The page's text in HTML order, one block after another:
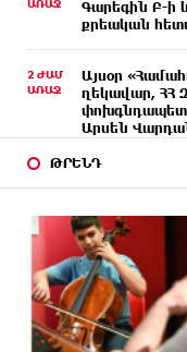
ԱՌԱՋ
Գարեգին Բ-ի
քրեական
2 ԺԱՄ
ԱՌԱՋ
Այսօր
ղեկավար, ՀՀ
Արսեն
ԱՌԱՋ
ԱՌԱՋ
Հնդկաստանի
ջրհեղեղների
97-ի
7 ԺԱՄ
ԱՌԱՋ
Օգոստոսի 7-
ԹՐԵՆԴ